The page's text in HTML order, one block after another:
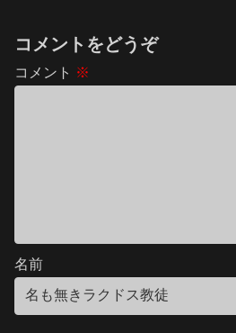
コメントをどうぞ
コメント ※
名前